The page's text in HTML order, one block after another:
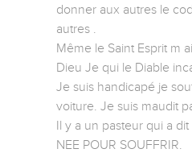
donner aux autres le
autres .
Même le Saint Esprit m
Dieu Je qui le Diable
Je suis handicapé je
voiture. Je suis maudit
Il y a un pasteur qui a
NEE POUR SOUFFRIR.